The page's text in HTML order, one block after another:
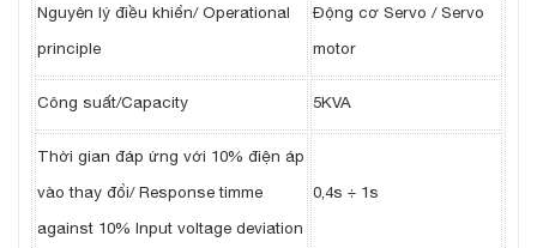
Nguyên lý điều khiển/ Operational
principle
Động cơ Servo / Servo
motor
Công suất/Capacity 5KVA
Thời gian đáp ứng với 10% điện áp
vào thay đổi/ Response timme
against 10% Input voltage deviation
0,4s ÷ 1s